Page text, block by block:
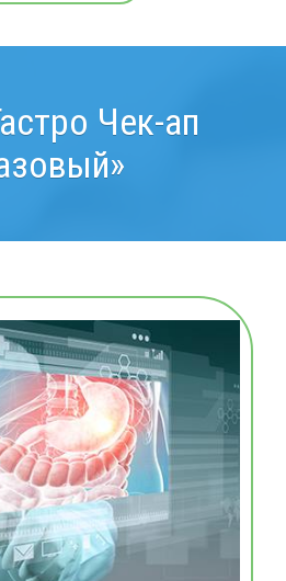
Чек-ап